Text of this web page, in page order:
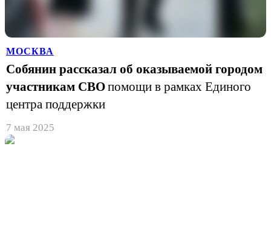
МОСКВА
Собянин рассказал об оказываемой городом
участникам СВОпомощи в рамках Единого
центра поддержки
7 мая 2025